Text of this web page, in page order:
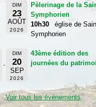
DIM
23
AOÛT
2026
Pèlerinage de la
Symphorien
10h30
église de
Symphorien
DIM
20
SEP
2026
43ème édition des
journées du
Voir tous les événements